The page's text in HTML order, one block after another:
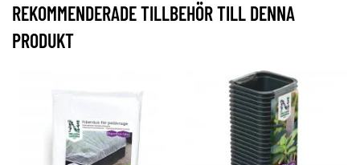
REKOMMENDERADE TILLBEHÖR TILL DENNA
PRODUKT